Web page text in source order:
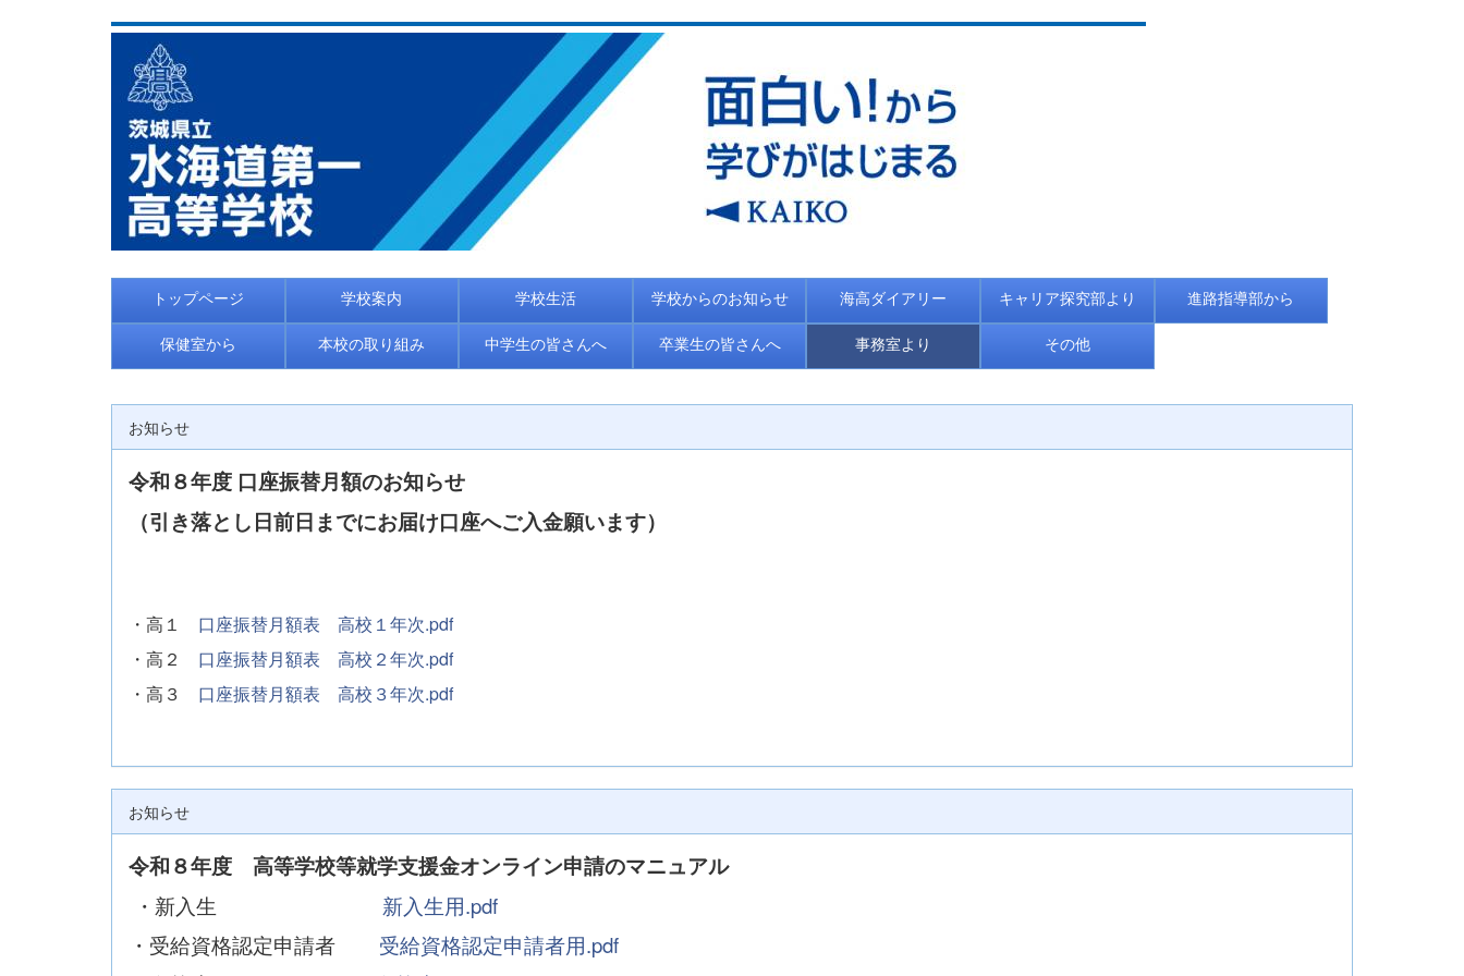
トップページ 学校案内 学校生活 学校からのお知らせ 海高ダイアリー キャリア探究部より 進路指導部から
保健室から 本校の取り組み 中学生の皆さんへ 卒業生の皆さんへ 事務室より その他
お知らせ
令和８年度 口座振替月額のお知らせ
（引き落とし日前日までにお届け口座へご入金願います）
・高１ 口座振替月額表 高校１年次.pdf
・高２ 口座振替月額表 高校２年次.pdf
・高３ 口座振替月額表 高校３年次.pdf
お知らせ
令和８年度 高等学校等就学支援金オンライン申請のマニュアル
・新入生 新入生用.pdf
・受給資格認定申請者 受給資格認定申請者用.pdf